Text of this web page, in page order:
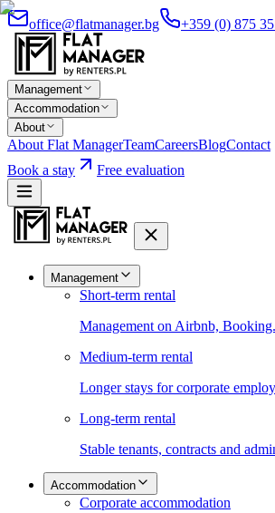
office@flatmanager.bg +359 (0) 875
Management
Accommodation
About
About Flat ManagerTeamCareersBlogContact
Book a stay
Free evaluation
Management
Short-term rental
Management on Airbnb,
Medium-term rental
Longer stays for corporate
Long-term rental
Stable tenants, contracts and
Accommodation
Corporate accommodation